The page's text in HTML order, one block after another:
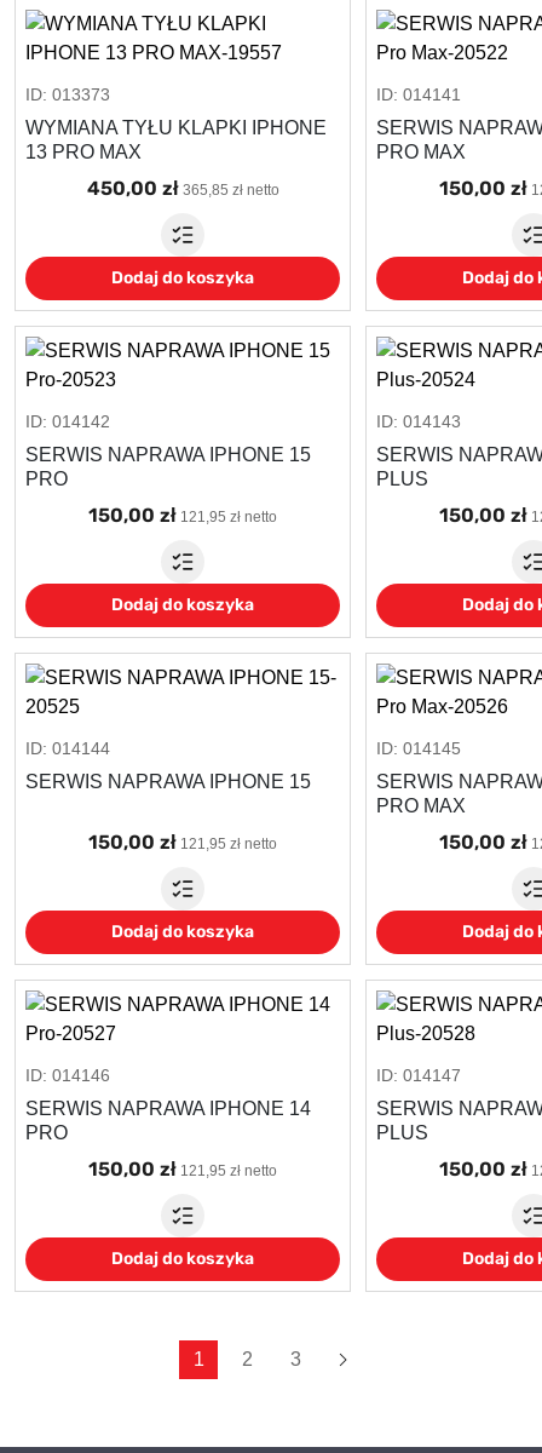
ID: 013373
WYMIANA TYŁU KLAPKI IPHONE
13 PRO MAX
450,00 zł 365,85 zł netto
Dodaj do koszyka
ID: 014141
SERWIS
PRO MAX
150,00 zł
Dodaj do
ID: 014142
SERWIS NAPRAWA IPHONE 15
PRO
150,00 zł 121,95 zł netto
Dodaj do koszyka
ID: 014143
SERWIS
PLUS
150,00 zł
Dodaj do
ID: 014144
SERWIS NAPRAWA IPHONE 15
150,00 zł 121,95 zł netto
Dodaj do koszyka
ID: 014145
SERWIS
PRO MAX
150,00 zł
Dodaj do
ID: 014146
SERWIS NAPRAWA IPHONE 14
PRO
150,00 zł 121,95 zł netto
Dodaj do koszyka
ID: 014147
SERWIS
PLUS
150,00 zł
Dodaj do
1 2 3 Dalej